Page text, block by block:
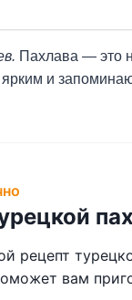
Пахлава — это
и
рецепт
вам